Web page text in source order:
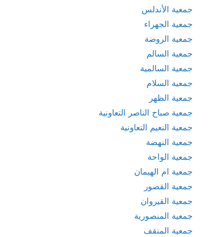
جمعية الأندلس
جمعية الجهراء
جمعية الروضة
جمعية السالم
جمعية السالمية
جمعية السلام
جمعية الظهر
جمعية صباح الناصر التعاونية
جمعية النعيم التعاونية
جمعية النهضة
جمعية الواحة
جمعية ام الهيمان
جمعية القصور
جمعية القيروان
جمعية المنصورية
جمعية المنقف